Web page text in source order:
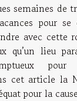
semaines de
pour se
avec cette
qu’un lieu
pour
cet article la
pour la